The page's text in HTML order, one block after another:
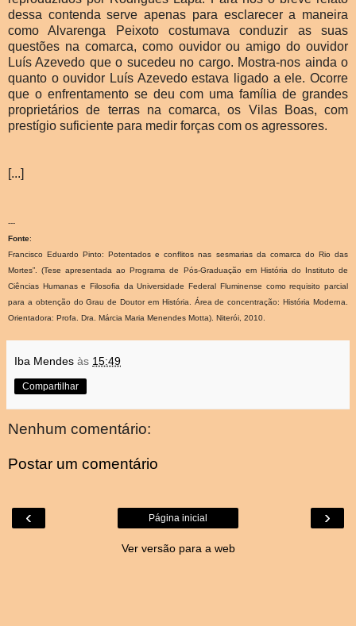
dessa contenda serve apenas para esclarecer a maneira
como Alvarenga Peixoto costumava conduzir as suas
questões na comarca, como ouvidor ou amigo do ouvidor
Luís Azevedo que o sucedeu no cargo. Mostra-nos ainda o
quanto o ouvidor Luís Azevedo estava ligado a ele. Ocorre
que o enfrentamento se deu com uma família de grandes
proprietários de terras na comarca, os Vilas Boas, com
prestígio suficiente para medir forças com os agressores.
[...]
---
Fonte:
Francisco Eduardo Pinto: Potentados e conflitos nas sesmarias da comarca do Rio das
Mortes”. (Tese apresentada ao Programa de Pós-Graduação em História do Instituto de
Ciências Humanas e Filosofia da Universidade Federal Fluminense como requisito parcial
para a obtenção do Grau de Doutor em História. Área de concentração: História Moderna.
Orientadora: Profa. Dra. Márcia Maria Menendes Motta). Niterói, 2010.
Iba Mendes às 15:49
Compartilhar
Nenhum comentário:
Postar um comentário
‹ ›
Página inicial
Ver versão para a web